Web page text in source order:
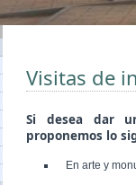
Visitas de
Si desea dar
proponemos lo
En arte y